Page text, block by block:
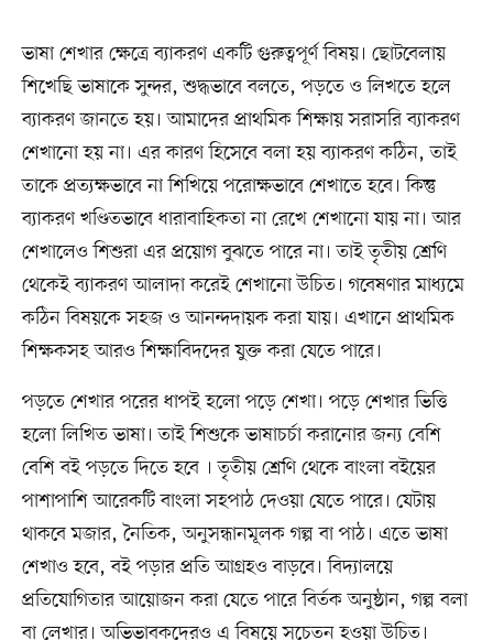
ভাষা শেখার ক্ষেত্রে ব্যাকরণ একটি গুরুত্বপূর্ণ বিষয়। ছোটবেলায়
শিখেছি ভাষাকে সুন্দর, শুদ্ধভাবে বলতে, পড়তে ও লিখতে হলে
ব্যাকরণ জানতে হয়। আমাদের প্রাথমিক শিক্ষায় সরাসরি ব্যাকরণ
শেখানো হয় না। এর কারণ হিসেবে বলা হয় ব্যাকরণ কঠিন, তাই
তাকে প্রত্যক্ষভাবে না শিখিয়ে পরোক্ষভাবে শেখাতে হবে। কিন্তু
ব্যাকরণ খণ্ডিতভাবে ধারাবাহিকতা না রেখে শেখানো যায় না। আর
শেখালেও শিশুরা এর প্রয়োগ বুঝতে পারে না। তাই তৃতীয় শ্রেণি
থেকেই ব্যাকরণ আলাদা করেই শেখানো উচিত। গবেষণার মাধ্যমে
কঠিন বিষয়কে সহজ ও আনন্দদায়ক করা যায়। এখানে প্রাথমিক
শিক্ষকসহ আরও শিক্ষাবিদদের যুক্ত করা যেতে পারে।
পড়তে শেখার পরের ধাপই হলো পড়ে শেখা। পড়ে শেখার ভিত্তি
হলো লিখিত ভাষা। তাই শিশুকে ভাষাচর্চা করানোর জন্য বেশি
বেশি বই পড়তে দিতে হবে । তৃতীয় শ্রেণি থেকে বাংলা বইয়ের
পাশাপাশি আরেকটি বাংলা সহপাঠ দেওয়া যেতে পারে। যেটায়
থাকবে মজার, নৈতিক, অনুসন্ধানমূলক গল্প বা পাঠ। এতে ভাষা
শেখাও হবে, বই পড়ার প্রতি আগ্রহও বাড়বে। বিদ্যালয়ে
প্রতিযোগিতার আয়োজন করা যেতে পারে বির্তক অনুষ্ঠান, গল্প বলা
বা লেখার। অভিভাবকদেরও এ বিষয়ে সচেতন হওয়া উচিত।